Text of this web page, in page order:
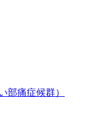
部痛症候群）